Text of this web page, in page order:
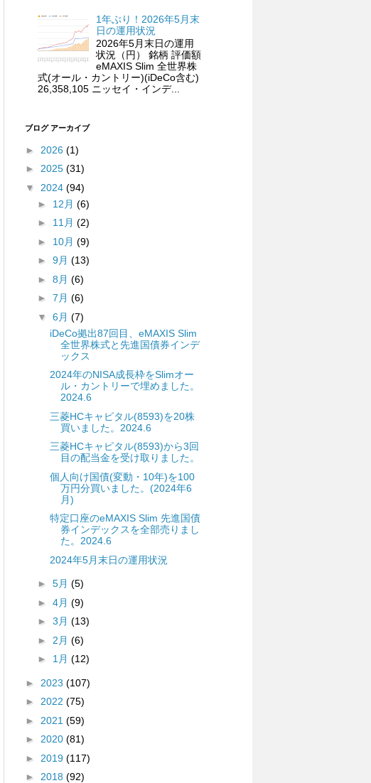
1年ぶり！2026年5月末
日の運用状況
2026年5月末日の運用
状況（円） 銘柄 評価額
eMAXIS Slim 全世界株
式(オール・カントリー)(iDeCo含む)
26,358,105 ニッセイ・インデ...
ブログ アーカイブ
► 2026 (1)
► 2025 (31)
▼ 2024 (94)
► 12月 (6)
► 11月 (2)
► 10月 (9)
► 9月 (13)
► 8月 (6)
► 7月 (6)
▼ 6月 (7)
iDeCo拠出87回目、eMAXIS Slim
全世界株式と先進国債券インデ
ックス
2024年のNISA成長枠をSlimオー
ル・カントリーで埋めました。
2024.6
三菱HCキャピタル(8593)を20株
買いました。2024.6
三菱HCキャピタル(8593)から3回
目の配当金を受け取りました。
個人向け国債(変動・10年)を100
万円分買いました。(2024年6
月)
特定口座のeMAXIS Slim 先進国債
券インデックスを全部売りまし
た。2024.6
2024年5月末日の運用状況
► 5月 (5)
► 4月 (9)
► 3月 (13)
► 2月 (6)
► 1月 (12)
► 2023 (107)
► 2022 (75)
► 2021 (59)
► 2020 (81)
► 2019 (117)
► 2018 (92)